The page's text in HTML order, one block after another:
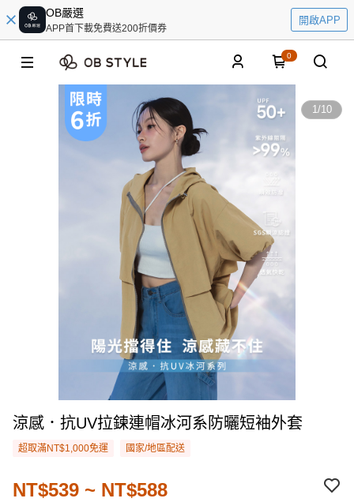
OB嚴選
APP首下載免費送200折價券
開啟APP
0
1/10
涼感．抗UV拉鍊連帽冰河系防曬短袖外套
超取滿NT$1,000免運 國家/地區配送
NT$539 ~ NT$588